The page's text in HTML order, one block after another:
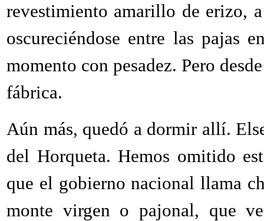
revestimiento amarillo de erizo,
oscureciéndose entre las pajas
momento con pesadez. Pero
fábrica.
Aún más, quedó a dormir allí.
del Horqueta. Hemos omitido
que el gobierno nacional llama
monte virgen o pajonal, que